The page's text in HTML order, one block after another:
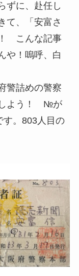
ずに、赴任し
て、「安富さ
こんな記事
や！嗚呼、白
警詰めの警察
しよう！ №が
す。803人目の